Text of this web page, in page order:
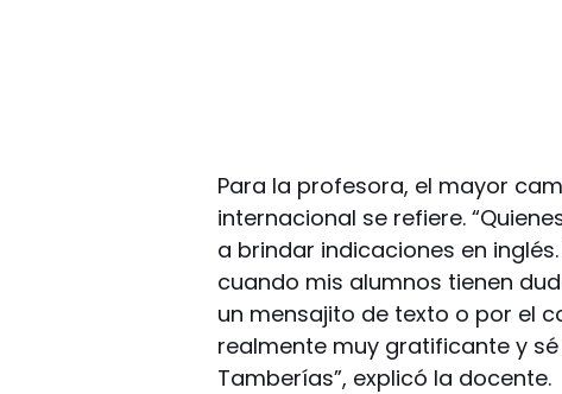
Para la profesora, el mayor
internacional se refiere.
a brindar indicaciones en
cuando mis alumnos tienen
un mensajito de texto o por el
realmente muy gratificante y
Tamberías”, explicó la docente.